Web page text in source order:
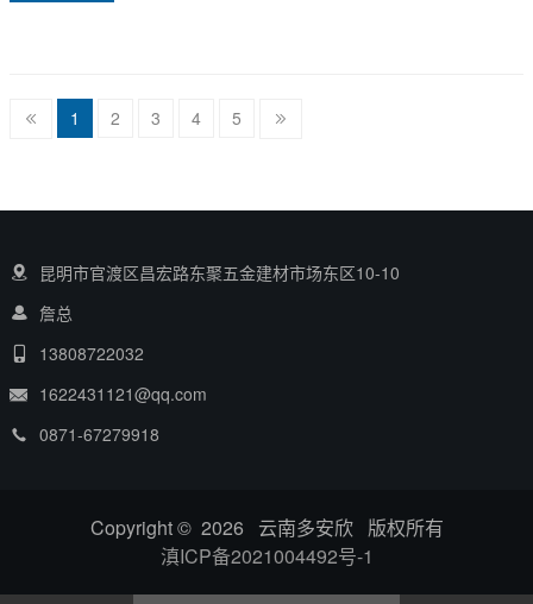
1 2 3 4 5
昆明市官渡区昌宏路东聚五金建材市场东区10-10
詹总
13808722032
1622431121@qq.com
0871-67279918
Copyright © 2026 云南多安欣 版权所有
滇ICP备2021004492号-1